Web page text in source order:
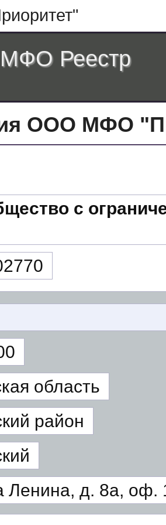
МФО Реестр
ООО МФО
с
область
район
Ленина, д. 8а, оф.